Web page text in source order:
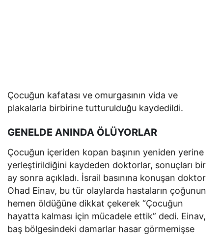
Çocuğun kafatası ve omurgasının vida ve
plakalarla birbirine tutturulduğu kaydedildi.
GENELDE ANINDA ÖLÜYORLAR
Çocuğun içeriden kopan başının yeniden yerine
yerleştirildiğini kaydeden doktorlar, sonuçları bir
ay sonra açıkladı. İsrail basınına konuşan doktor
Ohad Einav, bu tür olaylarda hastaların çoğunun
hemen öldüğüne dikkat çekerek “Çocuğun
hayatta kalması için mücadele ettik” dedi. Einav,
baş bölgesindeki damarlar hasar görmemişse